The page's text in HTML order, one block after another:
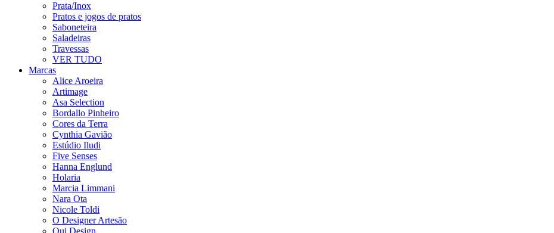
Prata/Inox
Pratos e jogos de pratos
Saboneteira
Saladeiras
Travessas
VER TUDO
Marcas
Alice Aroeira
Artimage
Asa Selection
Bordallo Pinheiro
Cores da Terra
Cynthia Gavião
Estúdio Iludi
Five Senses
Hanna Englund
Holaria
Marcia Limmani
Nara Ota
Nicole Toldi
O Designer Artesão
Oui Design